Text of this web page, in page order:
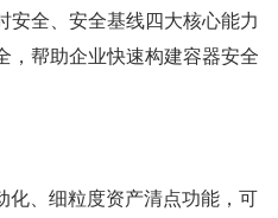
安全、安全基线四大核心能力
，帮助企业快速构建容器安全
化、细粒度资产清点功能，可